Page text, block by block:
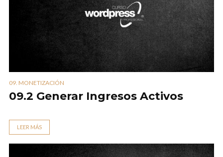
09. MONETIZACIÓN
09.2 Generar Ingresos Activos
LEER MÁS